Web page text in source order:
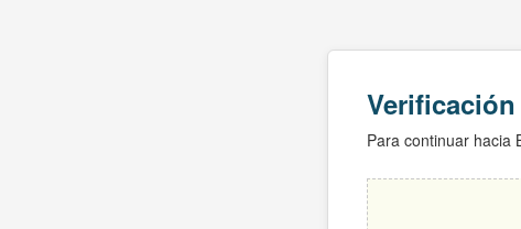
Para continuar hacia